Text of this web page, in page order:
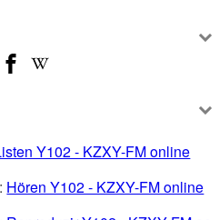
Y102 - KZXY-FM online
Hören Y102 - KZXY-FM online